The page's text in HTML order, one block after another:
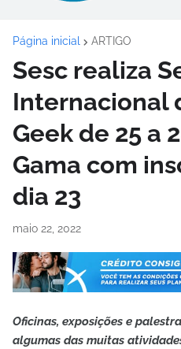
Página inicial ARTIGO
Sesc realiza
Internacional
Geek de 25 a
Gama com
dia 23
maio 22, 2022
Oficinas, exposições e
algumas das muitas